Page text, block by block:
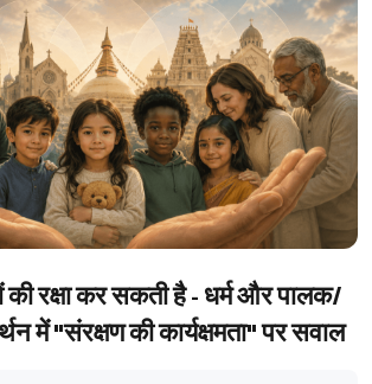
रक्षा कर सकती है - धर्म और पालक/
में "संरक्षण की कार्यक्षमता" पर सवाल